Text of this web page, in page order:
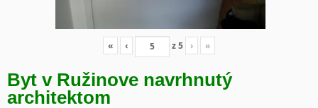
« ‹ z5 › »
Byt v Ružinove navrhnutý
architektom